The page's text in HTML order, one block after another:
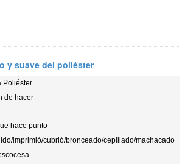
y suave del poliéster
Poliéster
de hacer
hace punto
imprimió/cubrió/bronceado/cepillado/machacado